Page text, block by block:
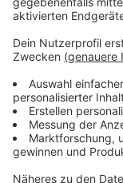
Mehr Infos
Verdi ruft zu